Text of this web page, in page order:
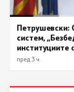
Петрушевски:
систем,
институциите
пред 3 ч.